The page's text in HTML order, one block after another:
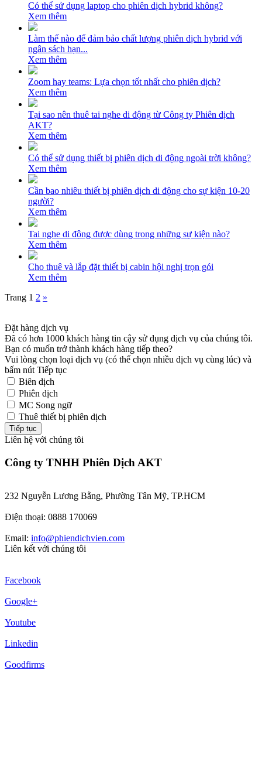
Có thể sử dụng laptop cho phiên dịch hybrid không?
Xem thêm
Làm thế nào để đảm bảo chất lượng phiên dịch hybrid với
ngân sách hạn...
Xem thêm
Zoom hay teams: Lựa chọn tốt nhất cho phiên dịch?
Xem thêm
Tại sao nên thuê tai nghe di động từ Công ty Phiên dịch
AKT?
Xem thêm
Có thể sử dụng thiết bị phiên dịch di động ngoài trời không?
Xem thêm
Cần bao nhiêu thiết bị phiên dịch di động cho sự kiện 10-20
người?
Xem thêm
Tai nghe di động được dùng trong những sự kiện nào?
Xem thêm
Cho thuê và lắp đặt thiết bị cabin hội nghị trọn gói
Xem thêm
Trang 1 2 »
Đặt hàng dịch vụ
Đã có hơn 1000 khách hàng tin cậy sử dụng dịch vụ của chúng tôi.
Bạn có muốn trở thành khách hàng tiếp theo?
Vui lòng chọn loại dịch vụ (có thể chọn nhiều dịch vụ cùng lúc) và
bấm nút Tiếp tục
Biên dịch
Phiên dịch
MC Song ngữ
Thuê thiết bị phiên dịch
Tiếp tục
Liên hệ với chúng tôi
Công ty TNHH Phiên Dịch AKT
232 Nguyễn Lương Bằng, Phường Tân Mỹ, TP.HCM
Điện thoại: 0888 170069
Email: info@phiendichvien.com
Liên kết với chúng tôi
Facebook
Google+
Youtube
Linkedin
Goodfirms